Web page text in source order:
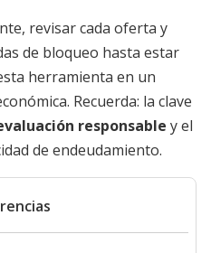
revisar cada oferta y
de bloqueo hasta estar
herramienta en un
Recuerda: la clave
responsable y el
de endeudamiento.